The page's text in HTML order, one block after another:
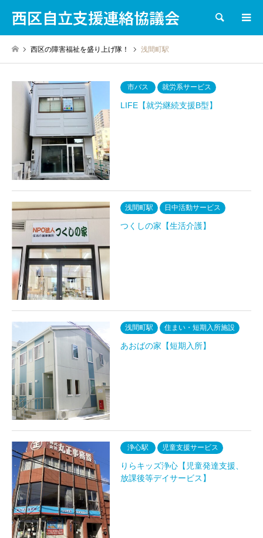
西区自立支援連絡協議会 検索
西区の障害福祉を盛り上げ隊！ 浅間町駅
市バス 就労系サービス
LIFE【就労継続支援B型】
浅間町駅 日中活動サービス
つくしの家【生活介護】
浅間町駅 住まい・短期入所施設
あおばの家【短期入所】
浄心駅 児童支援サービス
りらキッズ浄心【児童発達支援、
放課後等デイサービス】